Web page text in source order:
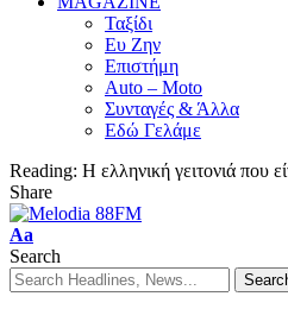
Ταξίδι
Ευ Ζην
Επιστήμη
Auto – Moto
Συνταγές & Άλλα
Εδώ Γελάμε
Reading: Η ελληνική γειτονιά που
Share
Aa
Search